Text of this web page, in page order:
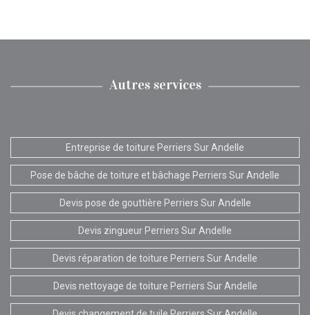
Autres services
Entreprise de toiture Perriers Sur Andelle
Pose de bâche de toiture et bâchage Perriers Sur Andelle
Devis pose de gouttière Perriers Sur Andelle
Devis zingueur Perriers Sur Andelle
Devis réparation de toiture Perriers Sur Andelle
Devis nettoyage de toiture Perriers Sur Andelle